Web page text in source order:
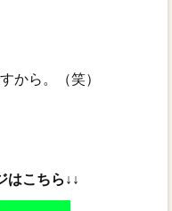
から。（笑）
はこちら↓↓